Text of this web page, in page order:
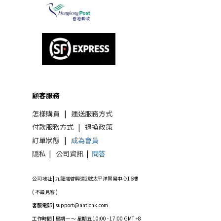
顧客服務
怎樣購買 | 運送服務方式
付款服務方式 | 退換政策
訂單狀態 | 成為會員
隠私 | 公司資訊 | 問答
公司地址 | 九龍灣啓興道2號太平洋貿易中心16樓
( 不設見客 )
客服電郵 | support@antichk.com
工作時間 | 星期一 ～ 星期五 10:00 - 17:00 GMT +8